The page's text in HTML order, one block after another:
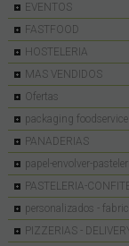
EVENTOS
FASTFOOD
HOSTELERIA
MAS VENDIDOS
Ofertas
packaging foodservice
PANADERIAS
papel-envolver-
PASTELERIA-
personalizados -
PIZZERIAS -